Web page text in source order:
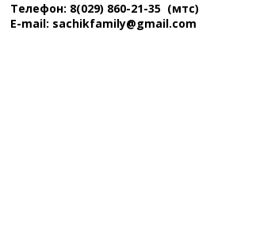
Телефон: 8(029) 860-21-35 (мтс)
E-mail: sachikfamily@gmail.com